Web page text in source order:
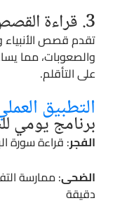
3. قراءة القصص القرآنية
تقدم قصص الأنبياء
والصعوبات، مما
على التأقلم.
التطبيق
برنامج يومي
الفجر: قراءة سورة
الضحى
دقيقة